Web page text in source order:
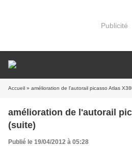
Publicité
Accueil » amélioration de l'autorail picasso Atlas
amélioration de l'autorail
(suite)
Publié le 19/04/2012 à 05:28